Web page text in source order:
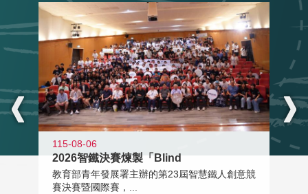
115-08-06
2026智鐵決賽煉製「Blind
教育部青年發展署主辦的第23屆智慧鐵人創意競
賽決賽暨國際賽，...